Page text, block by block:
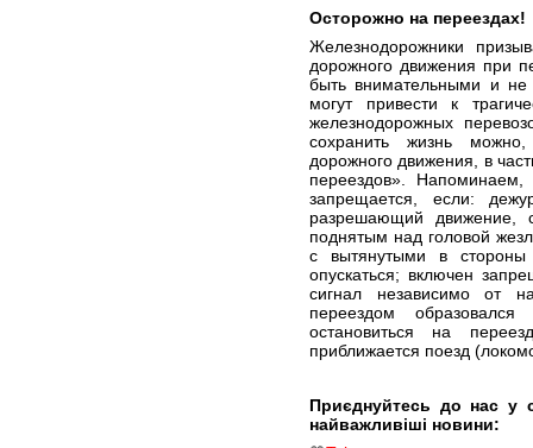
Осторожно на переездах!
Железнодорожники
дорожного движения при
быть внимательными и не
могут привести к
железнодорожных
сохранить жизнь
дорожного движения, в
переездов».
запрещается, если:
разрешающий движение,
поднятым над головой
с вытянутыми в
опускаться; включен
сигнал независимо от
переездом
остановиться на
приближается поезд
Приєднуйтесь до нас у
найважливіші новини: